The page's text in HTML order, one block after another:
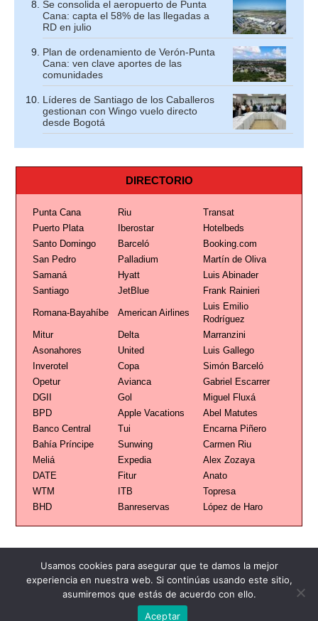
Se consolida el aeropuerto de Punta
Cana: capta el 58% de las llegadas a
RD en julio
Plan de ordenamiento de Verón-Punta
Cana: ven clave aportes de las
comunidades
Líderes de Santiago de los Caballeros
gestionan con Wingo vuelo directo
desde Bogotá
DIRECTORIO
Punta Cana Riu
Transat
Puerto Plata
Iberostar
Hotelbeds
Santo Domingo
Barceló
Booking.com
San Pedro
Palladium
Martín de Oliva
Samaná
Hyatt
Luis Abinader
Santiago
JetBlue Frank Rainieri
Romana-Bayahíbe American Airlines
Luis Emilio
Rodríguez
Mitur
Delta
Marranzini
Asonahores
United
Luis Gallego
Inverotel
Copa
Simón Barceló
Opetur
Avianca
Gabriel Escarrer
DGII
Gol
Miguel Fluxá
BPD
Apple Vacations
Abel Matutes
Banco Central
Tui
Encarna Piñero
Bahía Príncipe
Sunwing
Carmen Riu
Meliá
Expedia
Alex Zozaya
DATE
Fitur
Anato
WTM
ITB
Topresa
BHD
Banreservas López de Haro
Usamos cookies para asegurar que te damos la mejor
experiencia en nuestra web. Si continúas usando este sitio,
asumiremos que estás de acuerdo con ello.
Aceptar
Publicidad Redacción Contacto
Todos los derechos reservados